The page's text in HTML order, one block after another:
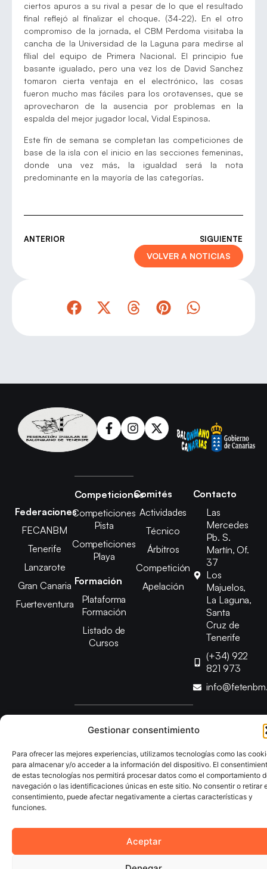
Gestionar consentimiento
Para ofrecer las mejores experiencias, utilizamos tecnologías como las
para almacenar y/o acceder a la información del dispositivo. El
de estas tecnologías nos permitirá procesar datos como el comportamiento
navegación o las identificaciones únicas en este sitio. No consentir o retirar
consentimiento, puede afectar negativamente a ciertas características y
funciones.
Aceptar
ciertos apuros a su rival a pesar de lo que el resultado
final reflejó al finalizar el choque. (34-22). En el otro
compromiso de la jornada, el CBM Perdoma visitaba la
cancha de la Universidad de la Laguna para medirse al
filial del equipo de Primera Nacional. El principio fue
basante igualado, pero una vez los de David Sanchez
tomaron cierta ventaja en el electrónico, las cosas
fueron mucho mas fáciles para los orotavenses, que se
aprovecharon de la ausencia por problemas en la
espalda del mejor jugador local, Vidal Espinosa.
Este fin de semana se completan las competiciones de
base de la isla con el inicio en las secciones femeninas,
donde una vez más, la igualdad será la nota
predominante en la mayoría de las categorías.
ANTERIOR SIGUIENTE
VOLVER A NOTICIAS
Federaciones
FECANBM
Tenerife
Lanzarote
Gran Canaria
Fuerteventura
Competiciones
Competiciones
Pista
Competiciones
Playa
Formación
Plataforma
Formación
Listado de
Cursos
Comités
Actividades
Técnico
Árbitros
Competición
Apelación
Contacto
Las
Mercedes
Pb. S.
Martín, Of.
37
Los
Majuelos,
La Laguna,
Santa
Cruz de
Tenerife
(+34) 922
821 973
Desarrollado porTOOOLS
Aviso LegalPolítica de CookiesPolítica de Privacidad
Declaración de Accesibilidad
Política de Ventas